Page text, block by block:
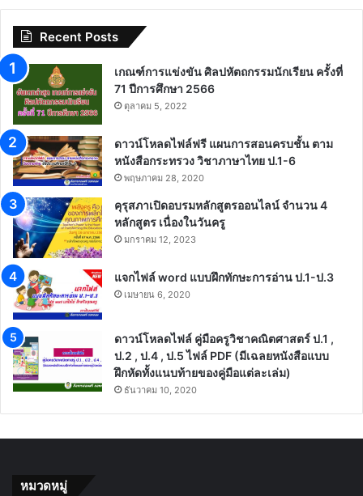
Recent Posts
เกณฑ์การแข่งขัน ศิลปหัตถกรรมนักเรียน ครั้งที่
71 ปีการศึกษา 2566
ตุลาคม 5, 2022
ดาวน์โหลดไฟล์ฟรี แผนการสอนครบชั้น ตาม
หนังสือกระทรวง วิชาภาษาไทย ป.1-6
พฤษภาคม 28, 2020
คุรุสภาเปิดอบรมหลักสูตรออนไลน์ จำนวน 4
หลักสูตร เนื่องในวันครู
มกราคม 12, 2023
แจกไฟล์ word แบบฝึกทักษะการอ่าน ป.1-ป.3
เมษายน 6, 2020
ดาวน์โหลดไฟล์ คู่มือครูวิชาคณิตศาสตร์ ป.1 ,
ป.2 , ป.4 , ป.5 ไฟล์ PDF (มีเฉลยหนังสือแบบ
ฝึกหัดทั้งแนบท้ายของคู่มือแต่ละเล่ม)
ธันวาคม 10, 2020
หมวดหมู่